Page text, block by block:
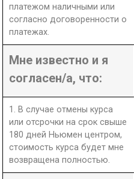
платежом наличными или
согласно договоренности о
платежах.
Мне известно и я
согласен/а, что:
1. В случае отмены курса
или отсрочки на срок свыше
180 дней Ньюмен центром,
стоимость курса будет мне
возвращена полностью.